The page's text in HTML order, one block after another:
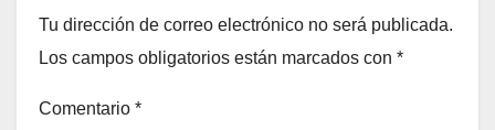
Tu dirección de correo electrónico no será publicada.
Los campos obligatorios están marcados con *
Comentario *